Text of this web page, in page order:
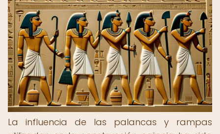
La influencia de las palancas y rampas